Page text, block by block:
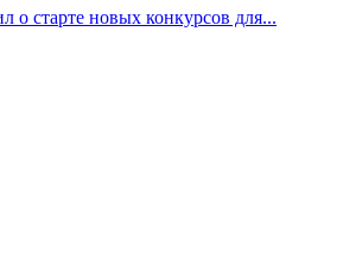
о старте новых конкурсов для...